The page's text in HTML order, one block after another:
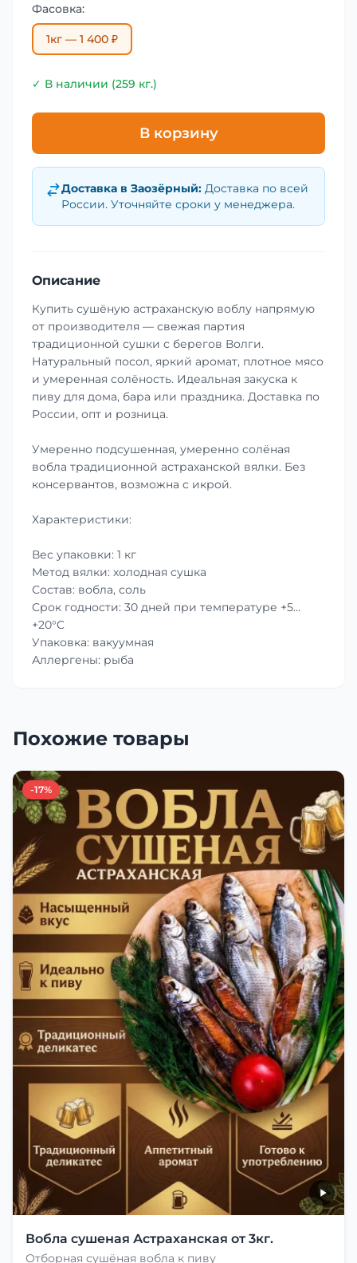
Фасовка:
1кг — 1 400 ₽
✓ В наличии (259 кг.)
В корзину
Доставка в Заозёрный: Доставка по всей
России. Уточняйте сроки у менеджера.
Описание
Купить сушёную астраханскую воблу напрямую
от производителя — свежая партия
традиционной сушки с берегов Волги.
Натуральный посол, яркий аромат, плотное мясо
и умеренная солёность. Идеальная закуска к
пиву для дома, бара или праздника. Доставка по
России, опт и розница.
Умеренно подсушенная, умеренно солёная
вобла традиционной астраханской вялки. Без
консервантов, возможна с икрой.
Характеристики:
Вес упаковки: 1 кг
Метод вялки: холодная сушка
Состав: вобла, соль
Срок годности: 30 дней при температуре +5…
+20°C
Упаковка: вакуумная
Аллергены: рыба
Похожие товары
-17%
Вобла сушеная Астраханская от 3кг.
Отборная сушёная вобла к пиву